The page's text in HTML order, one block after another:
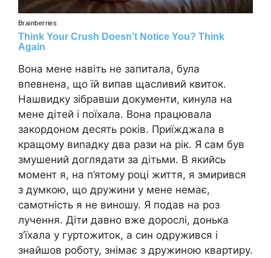
Вона мене навіть не запитала, була
впевнена, що їй випав щасливий квиток.
Нашвидку зібравши документи, кинула на
мене дітей і поїхала. Вона працювала
закордоном десять років. Приїжджала в
кращому виnадку два рази на рік. Я сам був
змушений доглядати за дітьми. В якийсь
момент я, на п’ятому році життя, я змирився
з думкою, що дружини у мене немає,
самотність я не виношу. Я подав на роз
лучення. Діти давно вже дорослі, донька
з’їхала у гуртожиток, а син одружився і
знайшов роботу, знімає з дружиною квартиру.